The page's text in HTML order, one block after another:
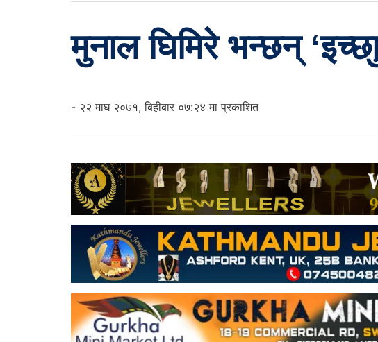
मुनाल घिमिरे भन्छन्
- २२ माघ २०७१, बिहीबार ०७:२४ मा प्रकाशित